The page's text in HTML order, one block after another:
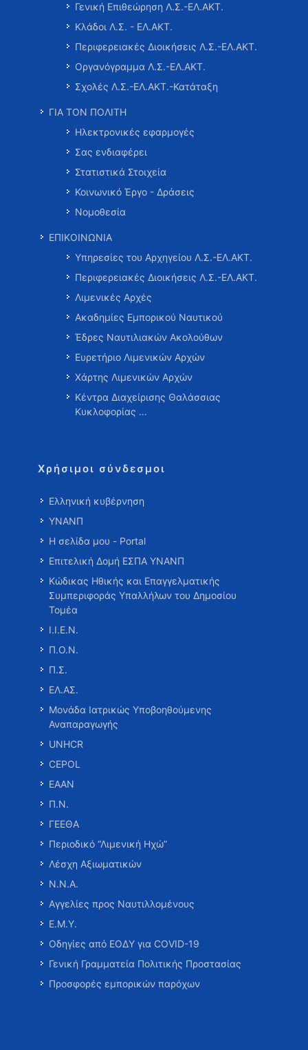
Γενική Επιθεώρηση Λ.Σ.-ΕΛ.ΑΚΤ.
Κλάδοι Λ.Σ. - ΕΛ.ΑΚΤ.
Περιφερειακές Διοικήσεις Λ.Σ.-ΕΛ.ΑΚΤ.
Οργανόγραμμα Λ.Σ.-ΕΛ.ΑΚΤ.
Σχολές Λ.Σ.-ΕΛ.ΑΚΤ.-Κατάταξη
ΓΙΑ ΤΟΝ ΠΟΛΙΤΗ
Ηλεκτρονικές εφαρμογές
Σας ενδιαφέρει
Στατιστικά Στοιχεία
Κοινωνικό Έργο - Δράσεις
Νομοθεσία
ΕΠΙΚΟΙΝΩΝΙΑ
Υπηρεσίες του Αρχηγείου Λ.Σ.-ΕΛ.ΑΚΤ.
Περιφερειακές Διοικήσεις Λ.Σ.-ΕΛ.ΑΚΤ.
Λιμενικές Αρχές
Ακαδημίες Εμπορικού Ναυτικού
Έδρες Ναυτιλιακών Ακολούθων
Ευρετήριο Λιμενικών Αρχών
Χάρτης Λιμενικών Αρχών
Κέντρα Διαχείρισης Θαλάσσιας
Κυκλοφορίας …
Χρήσιμοι σύνδεσμοι
Ελληνική κυβέρνηση
ΥΝΑΝΠ
Η σελίδα μου - Portal
Επιτελική Δομή ΕΣΠΑ ΥΝΑΝΠ
Κώδικας Ηθικής και Επαγγελματικής
Συμπεριφοράς Υπαλλήλων του Δημοσίου
Τομέα
Ι.Ι.Ε.Ν.
Π.Ο.Ν.
Π.Σ.
ΕΛ.ΑΣ.
Μονάδα Ιατρικώς Υποβοηθούμενης
Αναπαραγωγής
UNHCR
CEPOL
ΕΑΑΝ
Π.Ν.
ΓΕΕΘΑ
Περιοδικό “Λιμενική Ηχώ”
Λέσχη Αξιωματικών
Ν.Ν.Α.
Αγγελίες προς Ναυτιλλομένους
Ε.Μ.Υ.
Οδηγίες από ΕΟΔΥ για COVID-19
Γενική Γραμματεία Πολιτικής Προστασίας
Προσφορές εμπορικών παρόχων